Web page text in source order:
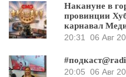
Накануне в
провинции
карнавал
20:31
06 Авг
20:05 06 Авг